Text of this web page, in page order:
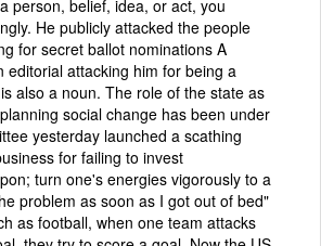
person, belief, idea, or act, you
He publicly attacked the people
for secret ballot nominations A
editorial attacking him for being a
also a noun. The role of the state as
social change has been under
yesterday launched a scathing
for failing to invest
turn one's energies vigorously to a
problem as soon as I got out of bed"
as football, when one team attacks